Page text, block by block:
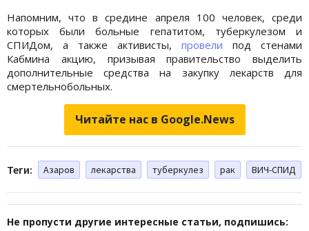
Напомним, что в средине апреля 100 человек, среди
которых были больные гепатитом, туберкулезом и
СПИДом, а также активисты, провели под стенами
Кабмина акцию, призывая правительство выделить
дополнительные средства на закупку лекарств для
смертельнобольных.
Читайте нас в Google.News
Теги: Азаров лекарства туберкулез рак ВИЧ-СПИД
Не пропусти другие интересные статьи, подпишись: